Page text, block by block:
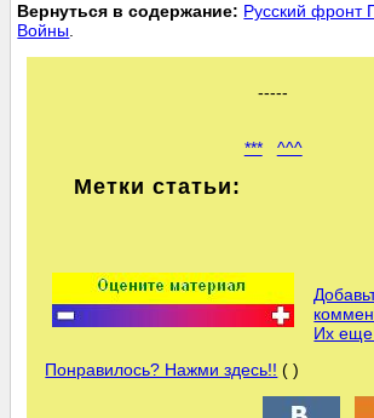
Вернуться в содержание: Русский фронт
Войны
-----
*** ^^^
Метки статьи:
Их еще
Понравилось? Нажми здесь!! ( )